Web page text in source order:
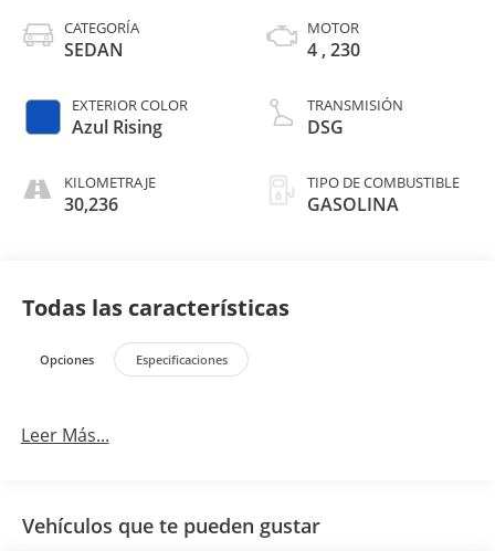
CATEGORÍA
SEDAN
EXTERIOR COLOR
Azul Rising
KILOMETRAJE
30,236
MOTOR
4 , 230
TRANSMISIÓN
DSG
TIPO DE COMBUSTIBLE
GASOLINA
Todas las características
Opciones Especificaciones
Leer Más...
Vehículos que te pueden gustar